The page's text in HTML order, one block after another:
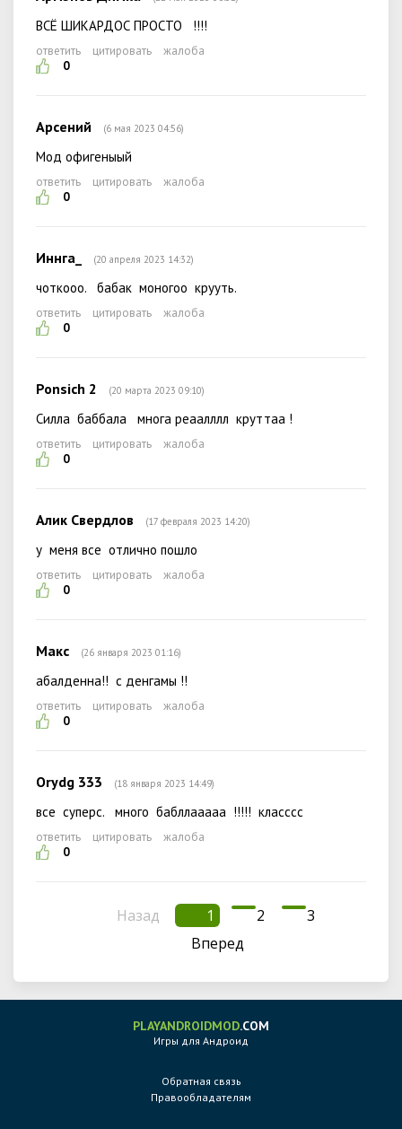
ВСЁ ШИКАРДОС ПРОСТО !!!!
ответить цитировать
жалоба
0
Арсений (6 мая 2023 04:56)
Мод офигеныый
ответить цитировать
жалоба
0
Иннга_ (20 апреля 2023 14:32)
чоткооо. бабак моногоо крууть.
ответить цитировать
жалоба
0
Ponsich 2 (20 марта 2023 09:10)
Силла баббала многа реаалллл круттаа !
ответить цитировать
жалоба
0
Алик Свердлов (17 февраля 2023 14:20)
у меня все отлично пошло
ответить цитировать
жалоба
0
Макс (26 января 2023 01:16)
абалденна!! с денгамы !!
ответить цитировать
жалоба
0
Orydg 333 (18 января 2023 14:49)
все суперс. много бабллааааа !!!!! класссс
ответить цитировать
жалоба
0
Назад 1 2
3
Вперед
PLAYANDROIDMOD.COM
Игры для Андроид
Обратная связь
Правообладателям